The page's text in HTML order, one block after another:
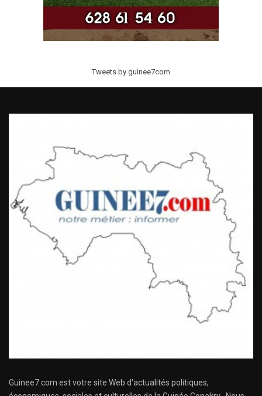
Tweets by guinee7com
Guinee7.com est votre site Web d'actualités politiques,